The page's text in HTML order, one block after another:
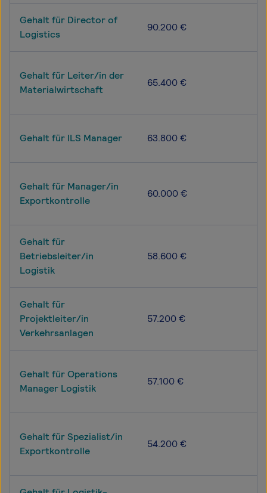
Gehalt für Director of
Logistics
90.200 €
Gehalt für Leiter/in der
Materialwirtschaft
65.400 €
Gehalt für ILS Manager 63.800 €
Gehalt für Manager/in
Exportkontrolle
60.000 €
Gehalt für
Betriebsleiter/in
Logistik
58.600 €
Gehalt für
Projektleiter/in
Verkehrsanlagen
57.200 €
Gehalt für Operations
Manager Logistik
57.100 €
Gehalt für Spezialist/in
Exportkontrolle
54.200 €